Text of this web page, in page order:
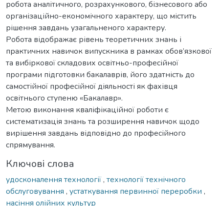
робота аналітичного, розрахункового, бізнесового або
організаційно-економічного характеру, що містить
рішення завдань узагальненого характеру.
Робота відображає рівень теоретичних знань і
практичних навичок випускника в рамках обов’язкової
та вибіркової складових освітньо-професійної
програми підготовки бакалаврів, його здатність до
самостійної професійної діяльності як фахівця
освітнього ступеню «Бакалавр».
Метою виконання кваліфікаційної роботи є
систематизація знань та розширення навичок щодо
вирішення завдань відповідно до професійного
спрямування.
Ключові слова
удосконалення технології, технології технічного
обслуговування , устаткування первинної переробки ,
насіння олійних культур